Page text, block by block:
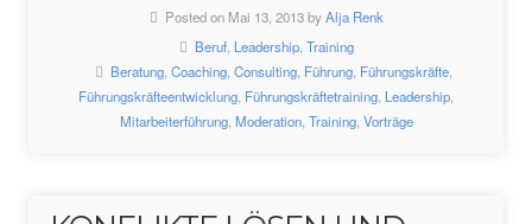
Posted on Mai 13, 2013 byAlja Renk
Beruf, Leadership, Training
Beratung, Coaching, Consulting, Führung, Führungskräfte,
Führungskräfteentwicklung, Führungskräftetraining, Leadership,
Mitarbeiterführung, Moderation, Training, Vorträge